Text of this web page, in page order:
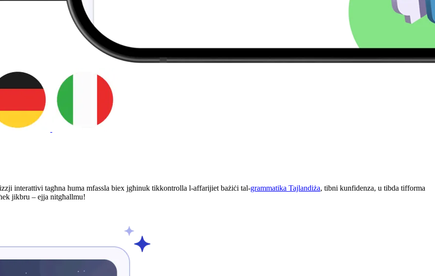
interattivi tagħna huma mfassla biex jgħinuk tikkontrolla l-affarijiet bażiċi tal-grammatika Tajlandiża, tibni kunfidenza, u tibda tifforma
jikbru – ejja nitgħallmu!